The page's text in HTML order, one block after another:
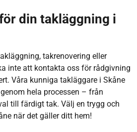
din takläggning i
takrenovering eller
inte att kontakta oss för rådgivning
Våra kunniga takläggare i Skåne
hela processen – från
till färdigt tak. Välj en trygg och
när det gäller ditt hem!